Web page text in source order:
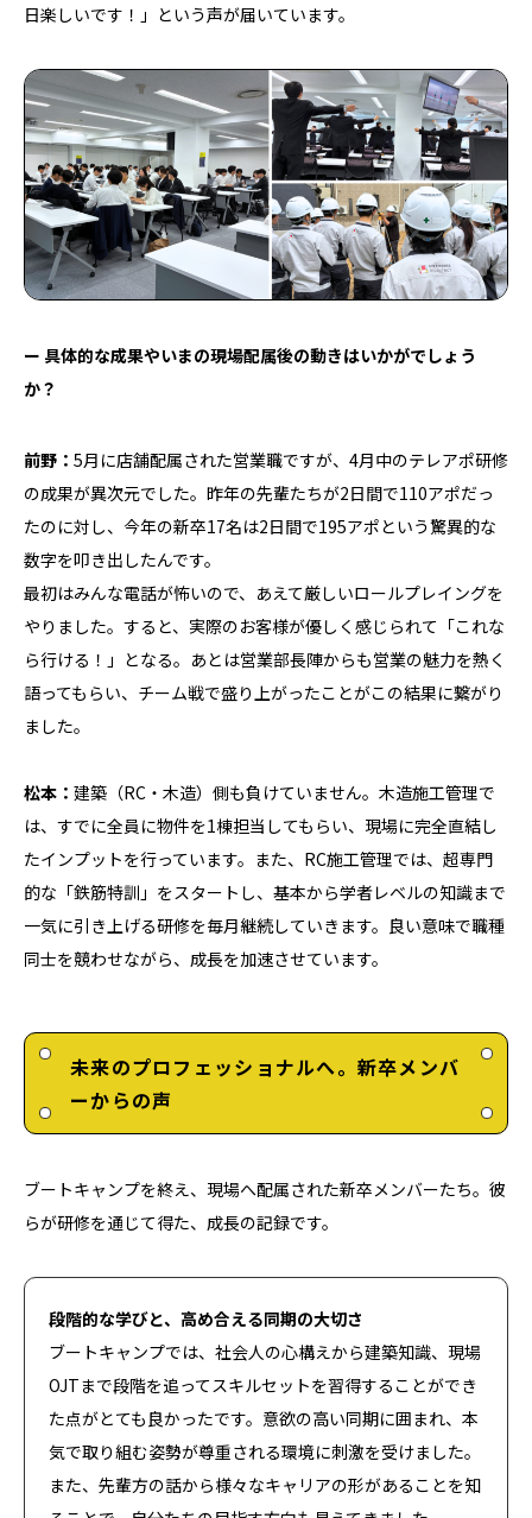
日楽しいです！」という声が届いています。
ー 具体的な成果やいまの現場配属後の動きはいかがでしょう
か？
前野： 5月に店舗配属された営業職ですが、4月中のテレアポ研修
の成果が異次元でした。昨年の先輩たちが2日間で110アポだっ
たのに対し、今年の新卒17名は2日間で195アポという驚異的な
数字を叩き出したんです。
最初はみんな電話が怖いので、あえて厳しいロールプレイングを
やりました。すると、実際のお客様が優しく感じられて「これな
ら行ける！」となる。あとは営業部長陣からも営業の魅力を熱く
語ってもらい、チーム戦で盛り上がったことがこの結果に繋がり
ました。
松本： 建築（RC・木造）側も負けていません。木造施工管理で
は、すでに全員に物件を1棟担当してもらい、現場に完全直結し
たインプットを行っています。また、RC施工管理では、超専門
的な「鉄筋特訓」をスタートし、基本から学者レベルの知識まで
一気に引き上げる研修を毎月継続していきます。良い意味で職種
同士を競わせながら、成長を加速させています。
未来のプロフェッショナルへ。新卒メンバ
ーからの声
ブートキャンプを終え、現場へ配属された新卒メンバーたち。彼
らが研修を通じて得た、成長の記録です。
段階的な学びと、高め合える同期の大切さ
ブートキャンプでは、社会人の心構えから建築知識、現場
OJTまで段階を追ってスキルセットを習得することができ
た点がとても良かったです。意欲の高い同期に囲まれ、本
気で取り組む姿勢が尊重される環境に刺激を受けました。
また、先輩方の話から様々なキャリアの形があることを知